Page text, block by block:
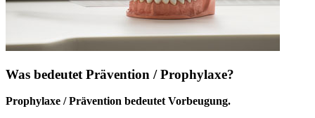
Was bedeutet Prävention / Prophylaxe?
Prophylaxe / Prävention bedeutet Vorbeugung.